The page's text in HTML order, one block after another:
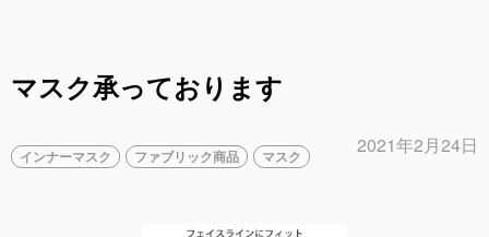
マスク承っております
インナーマスク ファブリック商品 マスク 2021年2月24日